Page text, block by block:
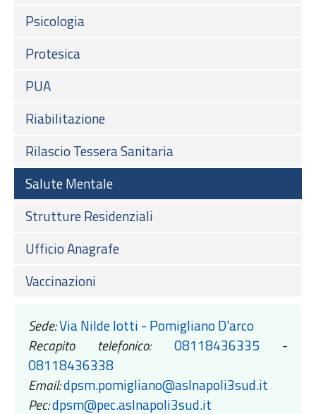
Psicologia
Protesica
PUA
Riabilitazione
Rilascio Tessera Sanitaria
Salute Mentale
Strutture Residenziali
Ufficio Anagrafe
Vaccinazioni
Sede:Via Nilde Iotti - Pomigliano D'arco
Recapito telefonico:
08118436335-
08118436338
Email:dpsm.pomigliano@aslnapoli3sud.it
Pec:dpsm@pec.aslnapoli3sud.it